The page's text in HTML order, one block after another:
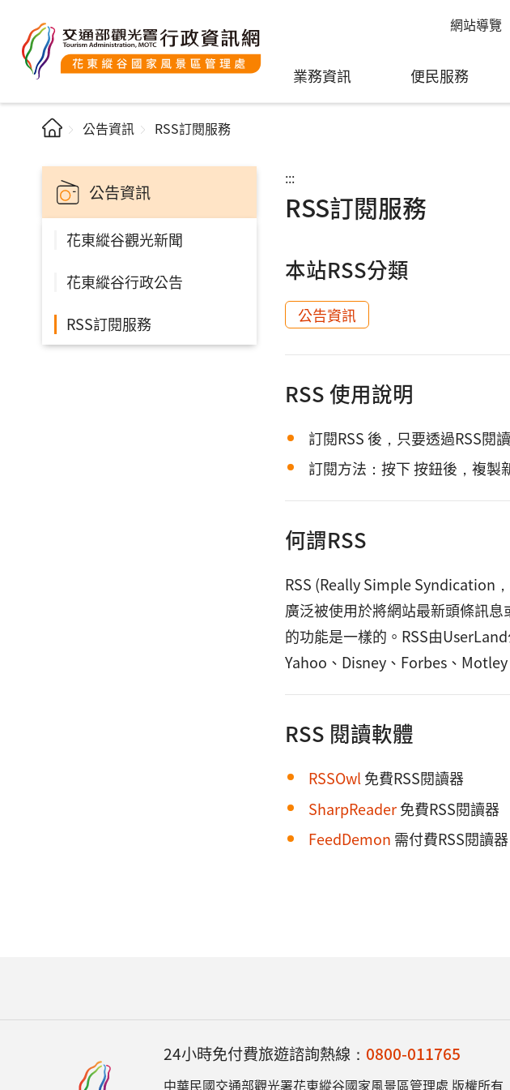
網站導覽
業務資訊 便民服務
公告資訊 RSS訂閱服務
公告資訊
花東縱谷觀光新聞
花東縱谷行政公告
RSS訂閱服務
:::
RSS訂閱服務
本站RSS分類
公告資訊
RSS 使用說明
訂閱RSS 後，只要透過RSS閱
訂閱方法：按下 按鈕後，複製
何謂RSS
RSS (Really Simple Syndication
廣泛被使用於將網站最新頭條訊
的功能是一樣的。RSS由
Yahoo、Disney、Forbes、
RSS 閱讀軟體
RSSOwl 免費RSS閱讀器
SharpReader免費RSS閱讀器
FeedDemon 需付費RSS閱讀器
24小時免付費旅遊諮詢熱線： 0800-011765
中華民國交通部觀光署花東縱谷國家風景區管理處 版權所有